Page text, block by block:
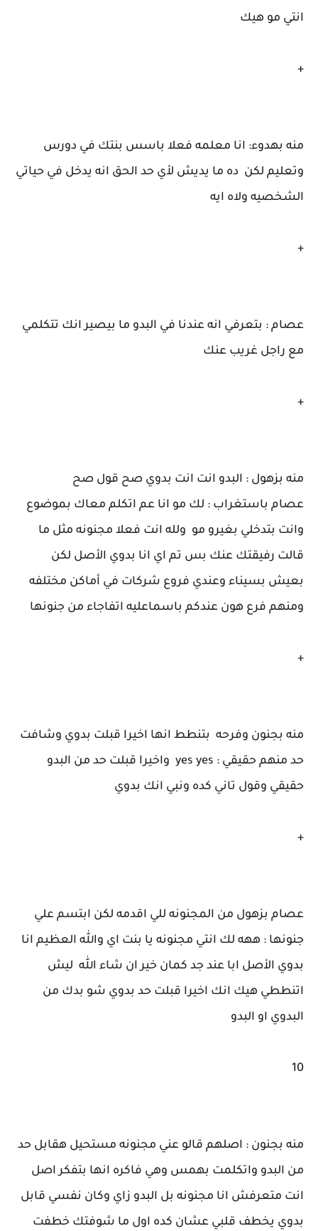
انتي مو هيك
+
منه بهدوء: انا معلمه فعلا باسس بنتك في دورس
وتعليم لكن ده ما يديش لأي حد الحق انه يدخل في حياتي
الشخصيه ولاه ايه
+
عصام : بتعرفي انه عندنا في البدو ما بيصير انك تتكلمي
مع راجل غريب عنك
+
منه بزهول : البدو انت انت بدوي صح قول صح
عصام باستغراب : لك مو انا عم اتكلم معاك بموضوع
وانت بتدخلي بغيرو مو ولله انت فعلا مجنونه مثل ما
قالت رفيقتك عنك بس تم اي انا بدوي الأصل لكن
بعيش بسيناء وعندي فروع شركات في أماكن مختلفه
ومنهم فرع هون عندكم باسماعليه اتفاجاء من جنونها
+
منه بجنون وفرحه بتنطط انها اخيرا قبلت بدوي وشافت
حد منهم حقيقي : yes yes واخيرا قبلت حد من البدو
حقيقي وقول تاني كده ونبي انك بدوي
+
عصام بزهول من المجنونه للي اقدمه لكن ابتسم علي
جنونها : ههه لك انتي مجنونه يا بنت اي والله العظيم انا
بدوي الأصل ابا عند جد كمان خير ان شاء الله ليش
اتنططي هيك انك اخيرا قبلت حد بدوي شو بدك من
البدوي او البدو
10
منه بجنون : اصلهم قالو عني مجنونه مستحيل هقابل حد
من البدو واتكلمت بهمس وهي فاكره انها بتفكر اصل
انت متعرفش انا مجنونه بل البدو زاي وكان نفسي قابل
بدوي يخطف قلبي عشان كده اول ما شوفتك خطفت